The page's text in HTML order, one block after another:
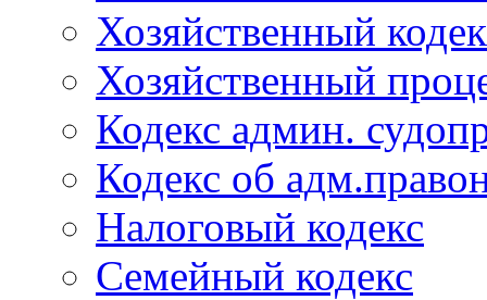
Хозяйственный
Хозяйственный
Кодекс админ.
Кодекс об
Налоговый кодекс
Семейный кодекс